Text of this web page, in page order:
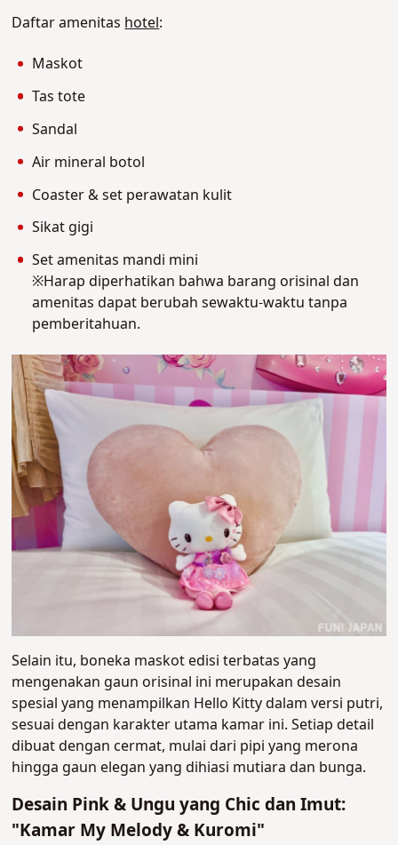
Daftar amenitashotel:
Maskot
Tas tote
Sandal
Air mineral botol
Coaster & set perawatan kulit
Sikat gigi
Set amenitas mandi mini
※Harap diperhatikan bahwa barang orisinal dan
amenitas dapat berubah sewaktu-waktu tanpa
pemberitahuan.
Selain itu, boneka maskot edisi terbatas yang
mengenakan gaun orisinal ini merupakan desain
spesial yang menampilkan Hello Kitty dalam versi putri,
sesuai dengan karakter utama kamar ini. Setiap detail
dibuat dengan cermat, mulai dari pipi yang merona
hingga gaun elegan yang dihiasi mutiara dan bunga.
Desain Pink & Ungu yang Chic dan Imut:
"Kamar My Melody & Kuromi"